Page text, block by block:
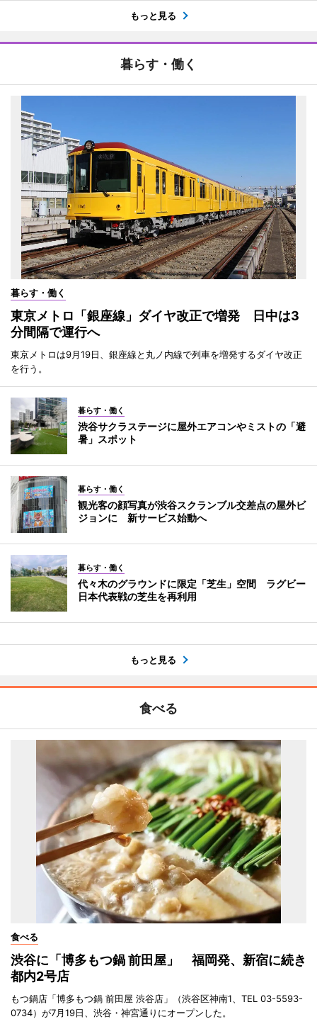
もっと見る
暮らす・働く
暮らす・働く
東京メトロ「銀座線」ダイヤ改正で増発 日中は3
分間隔で運行へ
東京メトロは9月19日、銀座線と丸ノ内線で列車を増発するダイヤ改正
を行う。
暮らす・働く
渋谷サクラステージに屋外エアコンやミストの「避
暑」スポット
暮らす・働く
観光客の顔写真が渋谷スクランブル交差点の屋外ビ
ジョンに 新サービス始動へ
暮らす・働く
代々木のグラウンドに限定「芝生」空間 ラグビー
日本代表戦の芝生を再利用
もっと見る
食べる
食べる
渋谷に「博多もつ鍋 前田屋」 福岡発、新宿に続き
都内2号店
もつ鍋店「博多もつ鍋 前田屋 渋谷店」（渋谷区神南1、TEL 03-5593-
0734）が7月19日、渋谷・神宮通りにオープンした。